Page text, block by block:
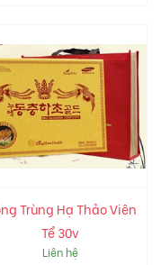
Trùng Hạ Thảo Viên
Tể 30v
Liên hệ